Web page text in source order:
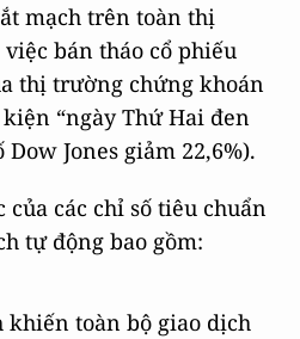
mạch trên toàn thị
bán tháo cổ phiếu
thị trường chứng khoán
“ngày Thứ Hai đen
Dow Jones giảm 22,6%).
các chỉ số tiêu chuẩn
tự động bao gồm:
khiến toàn bộ giao dịch